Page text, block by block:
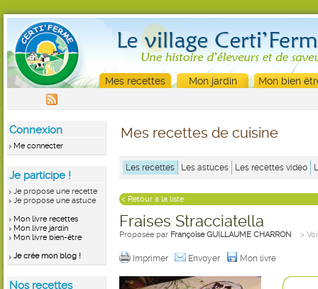
Mes recettes Mon jardin Mon bien
Connexion
Me connecter
Je participe !
Je propose une recette
Je propose une astuce
Mon livre recettes
Mon livre jardin
Mon livre bien-être
Je crée mon blog !
Nos recettes
Mes recettes de cuisine
Les recettes Les astuces Les recettes vidéo
< Retour à la liste
Fraises Stracciatella
Proposée par Françoise GUILLAUME CHARRON >
Imprimer Envoyer Mon livre